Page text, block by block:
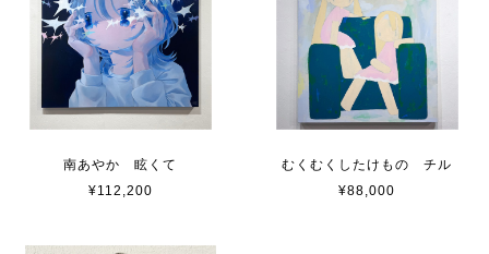
南あやか 眩くて
¥112,200
むくむくしたけもの チル
¥88,000